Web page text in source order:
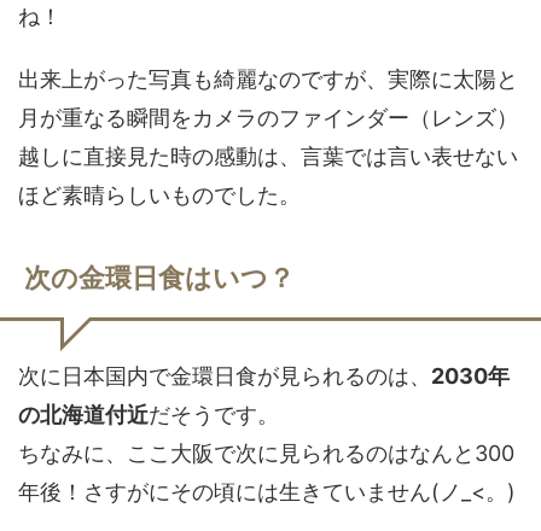
ね！
出来上がった写真も綺麗なのですが、実際に太陽と
月が重なる瞬間をカメラのファインダー（レンズ）
越しに直接見た時の感動は、言葉では言い表せない
ほど素晴らしいものでした。
次の金環日食はいつ？
次に日本国内で金環日食が見られるのは、 2030年
の北海道付近だそうです。
ちなみに、ここ大阪で次に見られるのはなんと300
年後！さすがにその頃には生きていません(ノ_<。)